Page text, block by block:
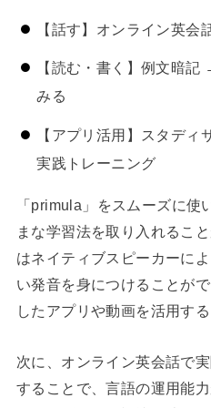
【話す】オンライン英会
【読む・書く】例文暗
みる
【アプリ活用】スタデ
実践トレーニング
「primula」をスムーズに
まな学習法を取り入れるこ
はネイティブスピーカーに
い発音を身につけることが
したアプリや動画を活用す
次に、オンライン英会話で
することで、言語の運用能